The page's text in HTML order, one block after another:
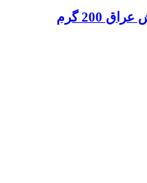
200 گرم